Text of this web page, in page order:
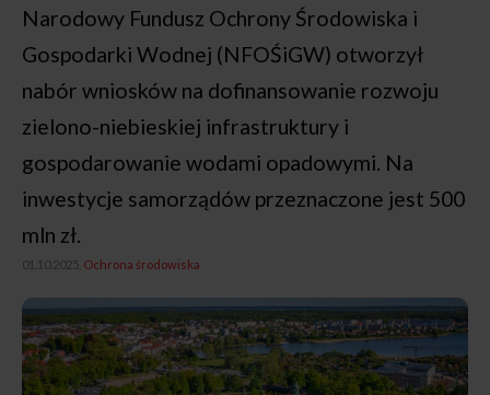
Narodowy Fundusz Ochrony Środowiska i
Gospodarki Wodnej (NFOŚiGW) otworzył
nabór wniosków na dofinansowanie rozwoju
zielono-niebieskiej infrastruktury i
gospodarowanie wodami opadowymi. Na
inwestycje samorządów przeznaczone jest 500
mln zł.
01.10.2025, Ochrona środowiska